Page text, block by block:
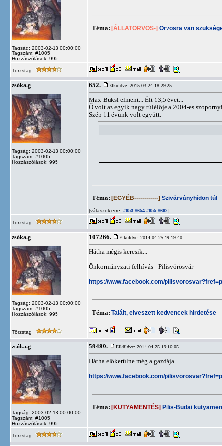
Tagság: 2003-02-13 00:00:00
Tagszám: #1005
Hozzászólások: 995
Téma: [ÁLLATORVOS-] Orvosra van
Törzstag
zsóka.g
Tagság: 2003-02-13 00:00:00
Tagszám: #1005
Hozzászólások: 995
652. Elküldve: 2015-03-24 18:29:25
Max-Buksi elment... Élt 13,5 évet...
Ő volt az egyik nagy túlélője a 2004-es
Szép 11 évünk volt együtt.
Téma: [EGYÉB------------] Szivárványhídon túl
[válaszok erre: #653 #654 #655 #662]
Törzstag
zsóka.g
Tagság: 2003-02-13 00:00:00
Tagszám: #1005
Hozzászólások: 995
107266. Elküldve: 2014-04-25 19:19:40
Hátha mégis keresik...
Önkormányzati felhívás - Pilisvörösvár
https://www.facebook.com/
Téma: Talált, elveszett kedvencek hirdetése
Törzstag
zsóka.g
Tagság: 2003-02-13 00:00:00
Tagszám: #1005
Hozzászólások: 995
59489. Elküldve: 2014-04-25 19:16:05
Hátha előkerülne még a gazdája...
https://www.facebook.com/
Téma: [KUTYAMENTÉS] Pilis-Budai
Törzstag